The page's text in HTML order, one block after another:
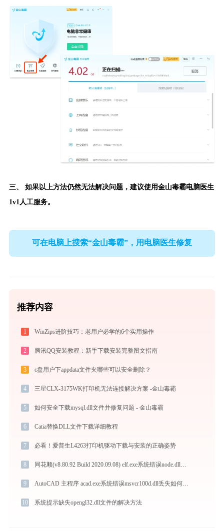
三、 如果以上方法仍然无法解决问题，建议使用金山毒霸电脑医生
1v1人工服务。
可在电脑上搜索“金山毒霸”，用电脑医生修复
推荐内容
1 WinZips进阶技巧：老用户必学的6个实用操作
2 腾讯QQ安装教程：新手下载安装完整图文指南
3 c盘用户下appdata文件夹哪些可以安全删除？
4 三星CLX-3175WK打印机无法连接解决方案 -金山毒霸
5 如何安全下载mysql.dll文件并修复问题 - 金山毒霸
6 Catia替换DLL文件下载详细教程
7 必看！爱普生L4263打印机驱动下载与安装的正确姿势
8 同花顺(v8.80.92 Build 2020.09.08) elf.exe系统错误node.dll丢失如何解决
9 AutoCAD 主程序 acad.exe系统错误msvcr100d.dll丢失如何解决
10 系统提示缺失opengl32.dll文件的解决方法